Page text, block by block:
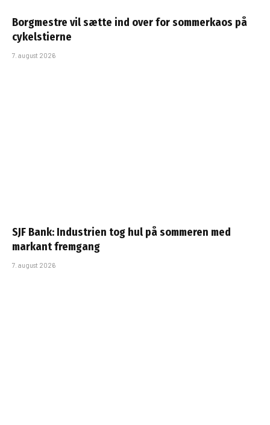
Borgmestre vil sætte ind over for sommerkaos på
cykelstierne
7. august 2026
SJF Bank: Industrien tog hul på sommeren med
markant fremgang
7. august 2026